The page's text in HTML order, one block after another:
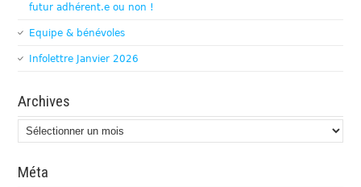
futur adhérent.e ou non !
Equipe & bénévoles
Infolettre Janvier 2026
Archives
Archives
Méta